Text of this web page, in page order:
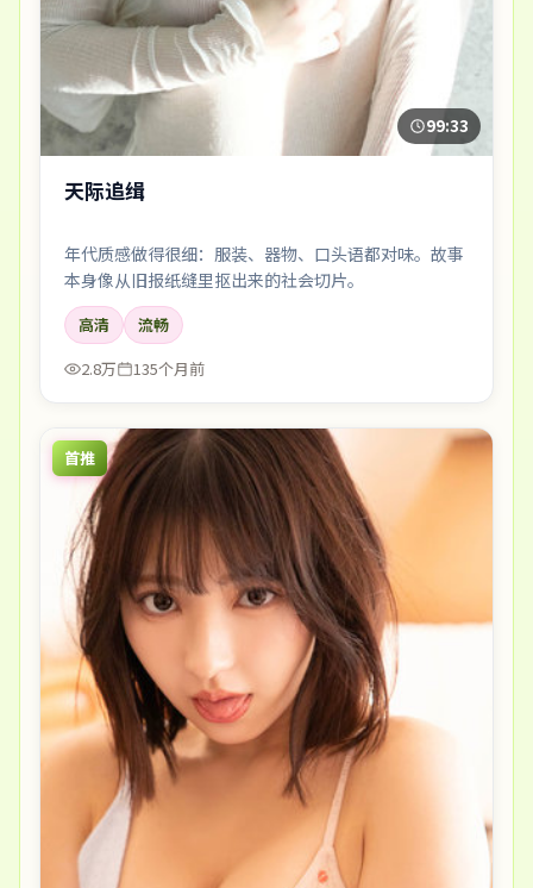
99:33
天际追缉
年代质感做得很细：服装、器物、口头语都对味。故事
本身像从旧报纸缝里抠出来的社会切片。
高清
流畅
2.8万
135个月前
首推